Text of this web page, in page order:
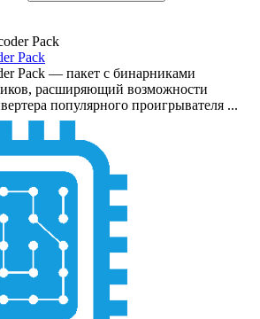
Pack
Pack — пакет с бинарниками
расширяющий возможности
популярного проигрывателя ...